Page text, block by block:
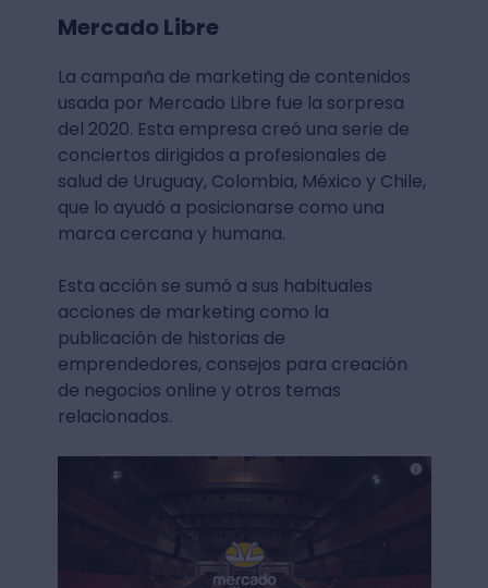
Mercado Libre
La campaña de marketing de contenidos
usada por Mercado Libre fue la sorpresa
del 2020. Esta empresa creó una serie de
conciertos dirigidos a profesionales de
salud de Uruguay, Colombia, México y Chile,
que lo ayudó a posicionarse como una
marca cercana y humana.
Esta acción se sumó a sus habituales
acciones de marketing como la
publicación de historias de
emprendedores, consejos para creación
de negocios online y otros temas
relacionados.